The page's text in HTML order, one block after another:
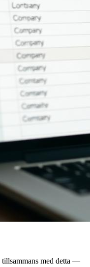
tillsammans med detta —